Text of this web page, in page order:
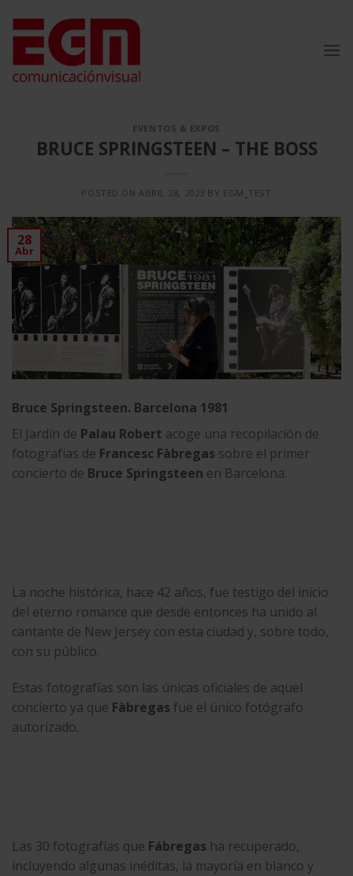
contenido
EVENTOS & EXPOS
BRUCE SPRINGSTEEN – THE BOSS
POSTED ON ABRIL 28, 2023 BY EGM_TEST
28
Abr
Bruce Springsteen. Barcelona 1981
El Jardín de Palau Robert acoge una recopilación de
fotografías de Francesc Fàbregas sobre el primer
concierto de Bruce Springsteen en Barcelona.
La noche histórica, hace 42 años, fue testigo del inicio
del eterno romance que desde entonces ha unido al
cantante de New Jersey con esta ciudad y, sobre todo,
con su público.
Estas fotografías son las únicas oficiales de aquel
concierto ya que Fàbregas fue el único fotógrafo
autorizado.
Las 30 fotografías que Fábregas ha recuperado,
incluyendo algunas inéditas, la mayoría en blanco y